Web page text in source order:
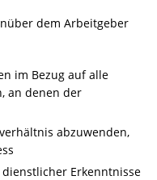
dem Arbeitgeber
im Bezug auf alle
an denen der
abzuwenden,
Erkenntnisse